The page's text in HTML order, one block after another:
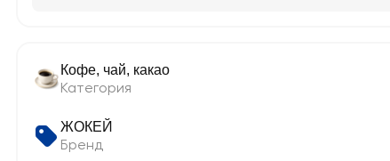
Кофе, чай, какао
Категория
ЖОКЕЙ
Бренд